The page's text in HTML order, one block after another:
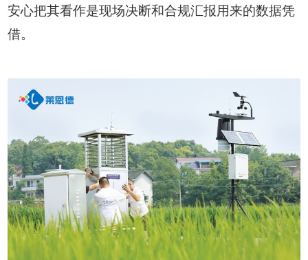
安心把其看作是现场决断和合规汇报用来的数据凭
借。